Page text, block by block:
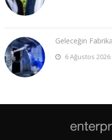
Geleceğin
6 Ağustos 2026